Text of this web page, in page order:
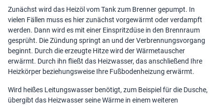
Zunächst wird das Heizöl vom Tank zum Brenner gepumpt. In
vielen Fällen muss es hier zunächst vorgewärmt oder verdampft
werden. Dann wird es mit einer Einspritzdüse in den Brennraum
gesprüht. Die Zündung springt an und der Verbrennungsvorgang
beginnt. Durch die erzeugte Hitze wird der Wärmetauscher
erwärmt. Durch ihn fließt das Heizwasser, das anschließend Ihre
Heizkörper beziehungsweise Ihre Fußbodenheizung erwärmt.
Wird heißes Leitungswasser benötigt, zum Beispiel für die Dusche,
übergibt das Heizwasser seine Wärme in einem weiteren